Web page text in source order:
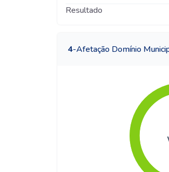
Resultado
4-Afetação Domínio